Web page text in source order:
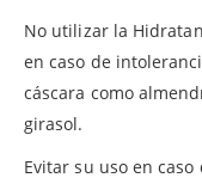
No utilizar la
en caso de
cáscara como
girasol.
Evitar su uso en